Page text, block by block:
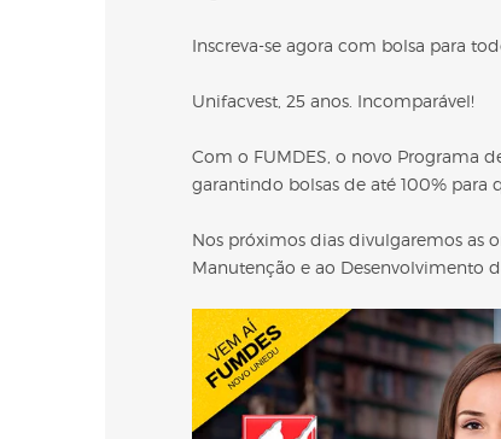
Inscreva-se agora com bolsa para
Unifacvest, 25 anos. Incomparável!
Com o FUMDES, o novo Programa
garantindo bolsas de até 100% para
Nos próximos dias divulgaremos as
Manutenção e ao Desenvolvimento